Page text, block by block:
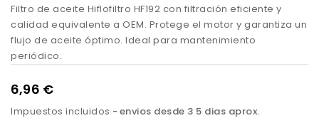
Filtro de aceite Hiflofiltro HF192 con filtración eficiente y
calidad equivalente a OEM. Protege el motor y garantiza un
flujo de aceite óptimo. Ideal para mantenimiento
periódico.
6,96 €
Impuestos incluidos envios desde 3 5 dias aprox.